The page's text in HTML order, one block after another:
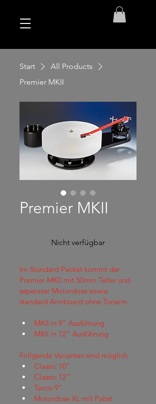
Start
All Products
Premier MKII
Premier MKII
Nicht verfügbar
Im Standard Packet kommt der
Premier MKII mit 50mm Teller und
seperater Motordose sowie
standard Armboard ohne Tonarm
MKII in 9" Ausführung
MKII in 12" Ausführung
Follgende Varianten sind möglich
Classic 10"
Classic 12"
Tacco 9"
Motordose XL mit Pabst